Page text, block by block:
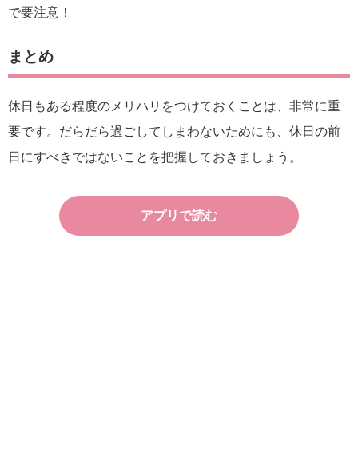
で要注意！
まとめ
休日もある程度のメリハリをつけておくことは、非常に重
要です。だらだら過ごしてしまわないためにも、休日の前
日にすべきではないことを把握しておきましょう。
アプリで読む